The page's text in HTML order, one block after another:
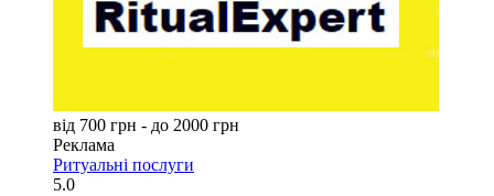
від 700 грн - до 2000 грн
Реклама
Ритуальні послуги
5.0